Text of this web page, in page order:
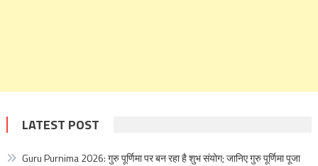
LATEST POST
Guru Purnima 2026: गुरु पूर्णिमा पर बन रहा है शुभ संयोग; जानिए गुरु पूर्णिमा पूजा